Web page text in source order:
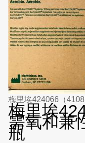
梅里埃424066（
梅里埃
需氧和兼
瓶